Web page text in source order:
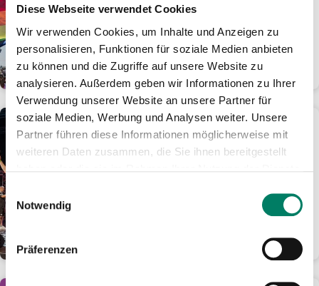
Diese Webseite verwendet Cookies
Wir verwenden Cookies, um Inhalte und Anzeigen zu
personalisieren, Funktionen für soziale Medien anbieten
zu können und die Zugriffe auf unsere Website zu
analysieren. Außerdem geben wir Informationen zu Ihrer
Verwendung unserer Website an unsere Partner für
soziale Medien, Werbung und Analysen weiter. Unsere
Partner führen diese Informationen möglicherweise mit
weiteren Daten zusammen, die Sie ihnen bereitgestellt
Einwilligungsauswahl
Notwendig
Präferenzen
Tage für nur 24 Euro im
Ticket-Angebot ist online oder als
Handyticket erhältlich
01.06.2026
KöllePally lässt den
Tanzbrunnen eskalieren:
Ausbilder Schmidt und Laurin